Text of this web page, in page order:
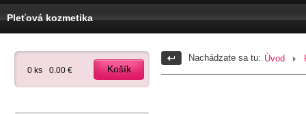
Pleťová kozmetika
0 ks 0.00 € Košík
Nachádzate sa tu: Úvod